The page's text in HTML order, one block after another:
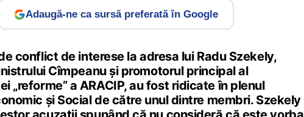
Adaugă-ne ca sursă preferată în Google
conflict de interese la adresa lui Radu Szekely,
Cîmpeanu și promotorul principal al
„reforme” a ARACIP, au fost ridicate în plenul
și Social de către unul dintre membri. Szekely